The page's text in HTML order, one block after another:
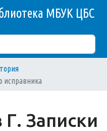
МБУК ЦБС
исправника
Записки